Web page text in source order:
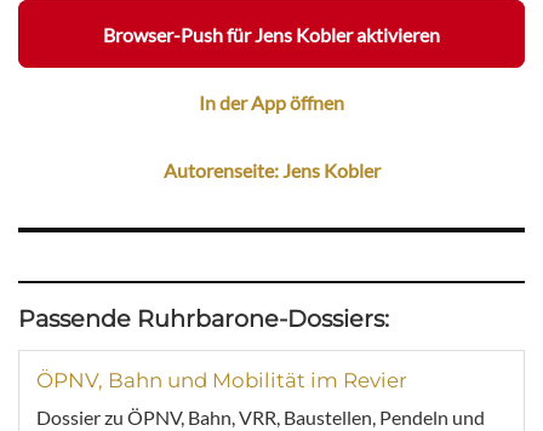
Browser-Push für Jens Kobler aktivieren
In der App öffnen
Autorenseite: Jens Kobler
Passende Ruhrbarone-Dossiers:
ÖPNV, Bahn und Mobilität im Revier
Dossier zu ÖPNV, Bahn, VRR, Baustellen, Pendeln und